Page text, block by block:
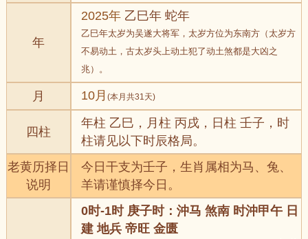
年
2025年 乙巳年 蛇年
乙巳年太岁为吴遂大将军，太岁方位为东南方（太岁方
不易动土，古太岁头上动土犯了动土煞都是大凶之
兆）。
月 10月(本月共31天)
四柱
年柱 乙巳，月柱 丙戌，日柱 壬子，时
柱请见以下时辰格局。
老黄历择日
说明
今日干支为壬子，生肖属相为马、兔、
羊请谨慎择今日。
0时-1时 庚子时：沖马 煞南 时沖甲午 日
建 地兵 帝旺 金匮